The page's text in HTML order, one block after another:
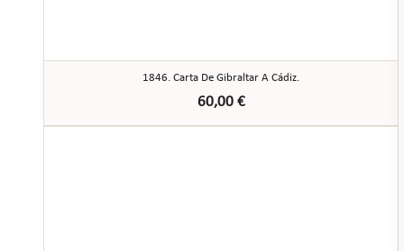
1846. Carta De Gibraltar A Cádiz.
60,00 €